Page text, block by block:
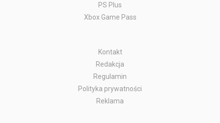
PS Plus
Xbox Game Pass
Kontakt
Redakcja
Regulamin
Polityka prywatności
Reklama